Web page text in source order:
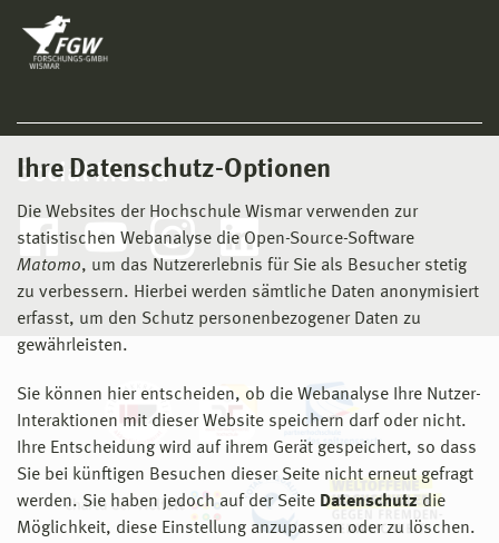
Ihre Datenschutz-Optionen
Die Websites der Hochschule Wismar verwenden zur
statistischen Webanalyse die Open-Source-Software
Matomo, um das Nutzererlebnis für Sie als Besucher stetig
zu verbessern. Hierbei werden sämtliche Daten anonymisiert
erfasst, um den Schutz personenbezogener Daten zu
gewährleisten.
Sie können hier entscheiden, ob die Webanalyse Ihre Nutzer-
Interaktionen mit dieser Website speichern darf oder nicht.
Ihre Entscheidung wird auf ihrem Gerät gespeichert, so dass
Sie bei künftigen Besuchen dieser Seite nicht erneut gefragt
werden. Sie haben jedoch auf der Seite Datenschutz die
Möglichkeit, diese Einstellung anzupassen oder zu löschen.
Social Media